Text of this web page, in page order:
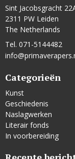
Sint Jacobsgracht
2311 PW Leiden
The Netherlands
Tel. 071-5144482
Categorieën
Kunst
Geschiedenis
Naslagwerken
Literair fonds
In voorbereiding